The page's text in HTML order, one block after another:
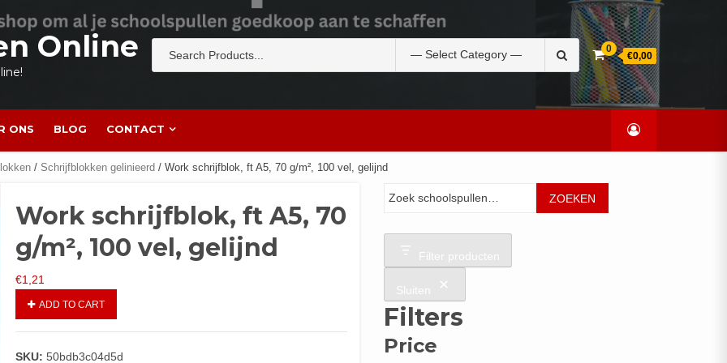
Online
naar:
0
€0,00
ONS BLOG CONTACT
/ Schrijfblokken gelinieerd / Work schrijfblok, ft A5, 70 g/m², 100 vel, gelijnd
Work schrijfblok, ft A5, 70
g/m², 100 vel, gelijnd
€1,21
ADD TO CART
SKU: 50bdb3c04d5d
ZOEKEN
Filter producten
Sluiten
Filters
Price